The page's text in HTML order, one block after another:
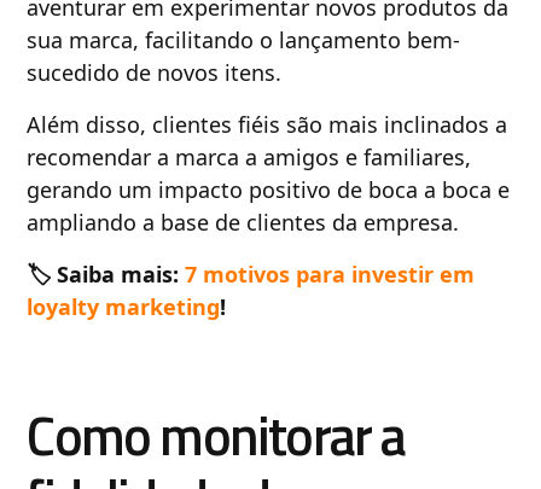
aventurar em experimentar novos produtos da
sua marca, facilitando o lançamento bem-
sucedido de novos itens.
Além disso, clientes fiéis são mais inclinados a
recomendar a marca a amigos e familiares,
gerando um impacto positivo de boca a boca e
ampliando a base de clientes da empresa.
🏷️ Saiba mais:7 motivos para investir em
loyalty marketing!
Como monitorar a